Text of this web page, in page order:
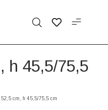
h 45,5/75,5
52,5 cm, h 45,5/75,5 cm